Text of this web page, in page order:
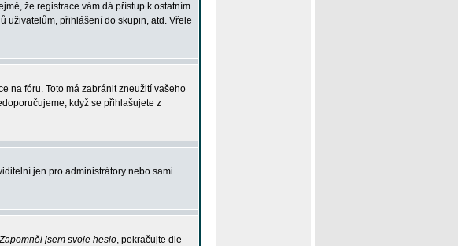
že registrace vám dá přístup k ostatním
uživatelům, přihlášení do skupin, atd. Vřele
na fóru. Toto má zabránit zneužití vašeho
když se přihlašujete z
jen pro administrátory nebo sami
Zapomněl jsem svoje heslo, pokračujte dle